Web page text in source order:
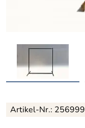
Artikel-Nr.: 256999